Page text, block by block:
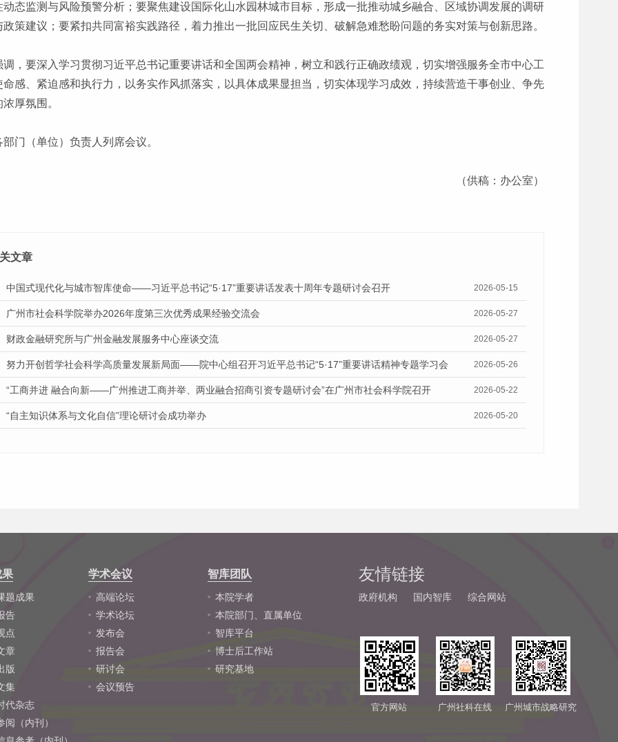
动态监测与风险预警分析；要聚焦建设国际化山水园林城市目标，形成一批推动城乡融合、区域协调发展的调研
政策建议；要紧扣共同富裕实践路径，着力推出一批回应民生关切、破解急难愁盼问题的务实对策与创新思路。
调，要深入学习贯彻习近平总书记重要讲话和全国两会精神，树立和践行正确政绩观，切实增强服务全市中心工
命感、紧迫感和执行力，以务实作风抓落实，以具体成果显担当，切实体现学习成效，持续营造干事创业、争先
厚氛围。
门（单位）负责人列席会议。
（供稿：办公室）
文章
中国式现代化与城市智库使命——习近平总书记“5·17”重要讲话发表十周年专题研讨会召开 2026-05-15
广州市社会科学院举办2026年度第三次优秀成果经验交流会 2026-05-27
财政金融研究所与广州金融发展服务中心座谈交流 2026-05-27
努力开创哲学社会科学高质量发展新局面——院中心组召开习近平总书记“5·17”重要讲话精神专题学习会 2026-05-26
“工商并进 融合向新——广州推进工商并举、两业融合招商引资专题研讨会”在广州市社会科学院召开 2026-05-22
“自主知识体系与文化自信”理论研讨会成功举办 2026-05-20
题成果
告
点
章
版
集
代杂志
阅（内刊）
学术会议
高端论坛
学术论坛
发布会
报告会
研讨会
会议预告
智库团队
本院学者
本院部门、直属单位
智库平台
博士后工作站
研究基地
友情链接
政府机构 国内智库 综合网站
官方网站 广州社科在线 广州城市战略研究